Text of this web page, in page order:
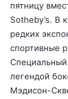
пятницу
Sotheby’s. В
редких
спортивные
легендой
Мэдисон-